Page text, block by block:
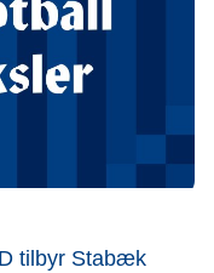
tilbyr Stabæk